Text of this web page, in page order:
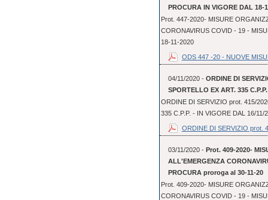
PROCURA IN VIGORE DAL 18-
Prot. 447-2020- MISURE
CORONAVIRUS COVID - 19 -
18-11-2020
ODS 447 -20 - NUOVE
04/11/2020 - ORDINE DI
SPORTELLO EX ART. 335
ORDINE DI SERVIZIO prot. 415/
335 C.P.P. - IN VIGORE DAL 16/11/
ORDINE DI SERVIZIO prot.
03/11/2020 - Prot. 409-2020-
ALL'EMERGENZA
PROCURA proroga al 30-11-20
Prot. 409-2020- MISURE
CORONAVIRUS COVID - 19 -